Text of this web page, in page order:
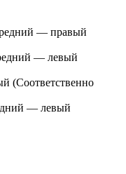
— правый
— левый
(Соответственно
— левый